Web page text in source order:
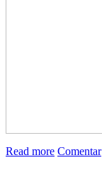
Read more Comentar